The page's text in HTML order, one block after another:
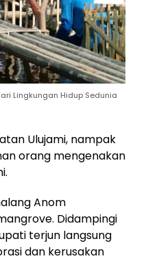
Lingkungan Hidup Sedunia
Ulujami, nampak
orang mengenakan
Anom
Didampingi
terjun langsung
dan kerusakan